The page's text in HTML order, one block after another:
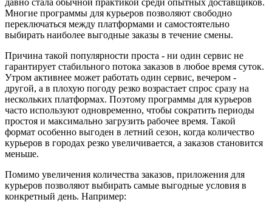
давно стала обычной практикой среди опытных доставщиков.
Многие программы для курьеров позволяют свободно
переключаться между платформами и самостоятельно
выбирать наиболее выгодные заказы в течение смены.
Причина такой популярности проста - ни один сервис не
гарантирует стабильного потока заказов в любое время суток.
Утром активнее может работать один сервис, вечером -
другой, а в плохую погоду резко возрастает спрос сразу на
нескольких платформах. Поэтому программы для курьеров
часто используют одновременно, чтобы сократить периоды
простоя и максимально загрузить рабочее время. Такой
формат особенно выгоден в летний сезон, когда количество
курьеров в городах резко увеличивается, а заказов становится
меньше.
Помимо увеличения количества заказов, приложения для
курьеров позволяют выбирать самые выгодные условия в
конкретный день. Например: